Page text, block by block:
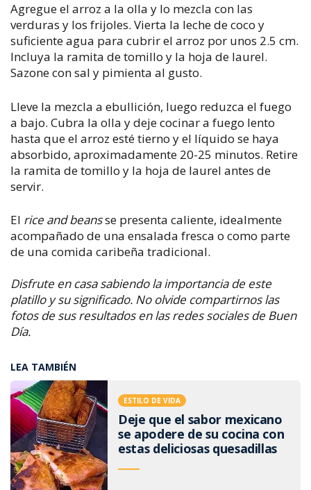
Agregue el arroz a la olla y lo mezcla con las
verduras y los frijoles. Vierta la leche de coco y
suficiente agua para cubrir el arroz por unos 2.5 cm.
Incluya la ramita de tomillo y la hoja de laurel.
Sazone con sal y pimienta al gusto.
Lleve la mezcla a ebullición, luego reduzca el fuego
a bajo. Cubra la olla y deje cocinar a fuego lento
hasta que el arroz esté tierno y el líquido se haya
absorbido, aproximadamente 20-25 minutos. Retire
la ramita de tomillo y la hoja de laurel antes de
servir.
El rice and beansse presenta caliente, idealmente
acompañado de una ensalada fresca o como parte
de una comida caribeña tradicional.
Disfrute en casa sabiendo la importancia de este
platillo y su significado. No olvide compartirnos las
fotos de sus resultados en las redes sociales de Buen
Día.
LEA TAMBIÉN
ESTILO DE VIDA
Deje que el sabor mexicano
se apodere de su cocina con
estas deliciosas quesadillas